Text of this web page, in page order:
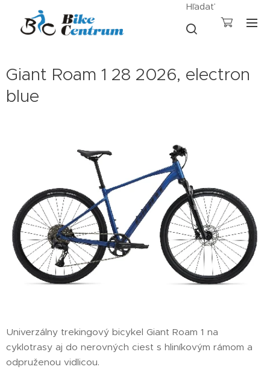
Hľadať
Giant Roam 1 28 2026, electron
blue
Univerzálny trekingový bicykel Giant Roam 1 na
cyklotrasy aj do nerovných ciest s hliníkovým rámom a
odpruženou vidlicou.